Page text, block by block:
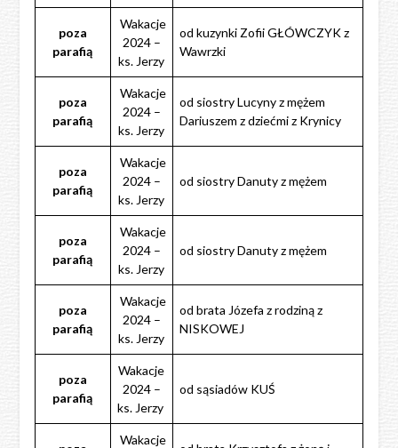
poza
parafią
Wakacje
2024 –
ks. Jerzy
od kuzynki Zofii GŁÓWCZYK z
Wawrzki
poza
parafią
Wakacje
2024 –
ks. Jerzy
od siostry Lucyny z mężem
Dariuszem z dziećmi z Krynicy
poza
parafią
Wakacje
2024 –
ks. Jerzy
od siostry Danuty z mężem
poza
parafią
Wakacje
2024 –
ks. Jerzy
od siostry Danuty z mężem
poza
parafią
Wakacje
2024 –
ks. Jerzy
od brata Józefa z rodziną z
NISKOWEJ
poza
parafią
Wakacje
2024 –
ks. Jerzy
od sąsiadów KUŚ
Wakacje